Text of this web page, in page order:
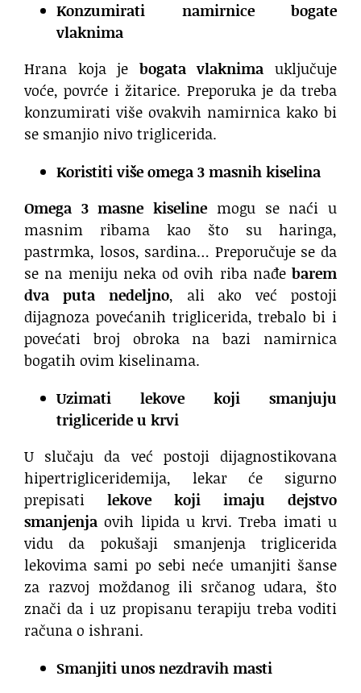
Konzumirati namirnice bogate
vlaknima
Hrana koja je bogata vlaknima uključuje
voće, povrće i žitarice. Preporuka je da treba
konzumirati više ovakvih namirnica kako bi
se smanjio nivo triglicerida.
Koristiti više omega 3 masnih kiselina
Omega 3 masne kiseline mogu se naći u
masnim ribama kao što su haringa,
pastrmka, losos, sardina… Preporučuje se da
se na meniju neka od ovih riba nađe barem
dva puta nedeljno, ali ako već postoji
dijagnoza povećanih triglicerida, trebalo bi i
povećati broj obroka na bazi namirnica
bogatih ovim kiselinama.
Uzimati lekove koji smanjuju
trigliceride u krvi
U slučaju da već postoji dijagnostikovana
hipertrigliceridemija, lekar će sigurno
prepisati lekove koji imaju dejstvo
smanjenja ovih lipida u krvi. Treba imati u
vidu da pokušaji smanjenja triglicerida
lekovima sami po sebi neće umanjiti šanse
za razvoj moždanog ili srčanog udara, što
znači da i uz propisanu terapiju treba voditi
računa o ishrani.
Smanjiti unos nezdravih masti